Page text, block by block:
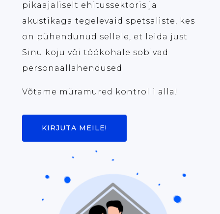
pikaajaliselt ehitussektoris ja
akustikaga tegelevaid spetsaliste, kes
on pühendunud sellele, et leida just
Sinu koju või töökohale sobivad
personaallahendused.
Võtame müramured kontrolli alla!
KIRJUTA MEILE!